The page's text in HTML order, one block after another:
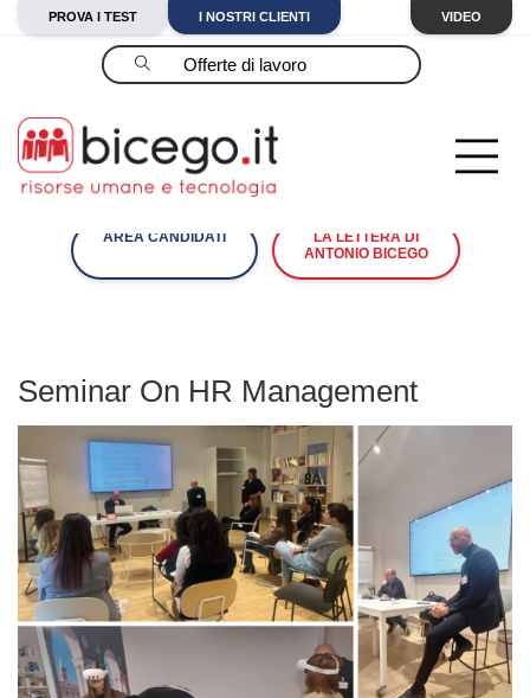
PROVA I TEST I NOSTRI CLIENTI VIDEO
Cerca
AREA CANDIDATI
LA LETTERA DI
ANTONIO BICEGO
Seminar On HR Management